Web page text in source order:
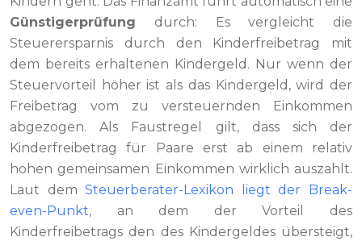
Günstigerprüfung durch: Es vergleicht die
Steuerersparnis durch den Kinderfreibetrag mit
dem bereits erhaltenen Kindergeld. Nur wenn der
Steuervorteil höher ist als das Kindergeld, wird der
Freibetrag vom zu versteuernden Einkommen
abgezogen. Als Faustregel gilt, dass sich der
Kinderfreibetrag für Paare erst ab einem relativ
hohen gemeinsamen Einkommen wirklich auszahlt.
Laut demSteuerberater-Lexikon liegt der Break-
even-Punkt, an dem der Vorteil des
Kinderfreibetrags den des Kindergeldes übersteigt,